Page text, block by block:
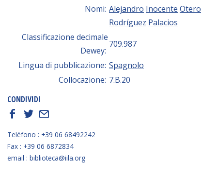
Nomi: Alejandro Inocente Otero
Rodríguez Palacios
Classificazione decimale
Dewey:
709.987
Lingua di pubblicazione: Spagnolo
Collocazione: 7.B.20
CONDIVIDI
f
t E
Teléfono : +39 06 68492242
Fax : +39 06 6872834
email : biblioteca@iila.org